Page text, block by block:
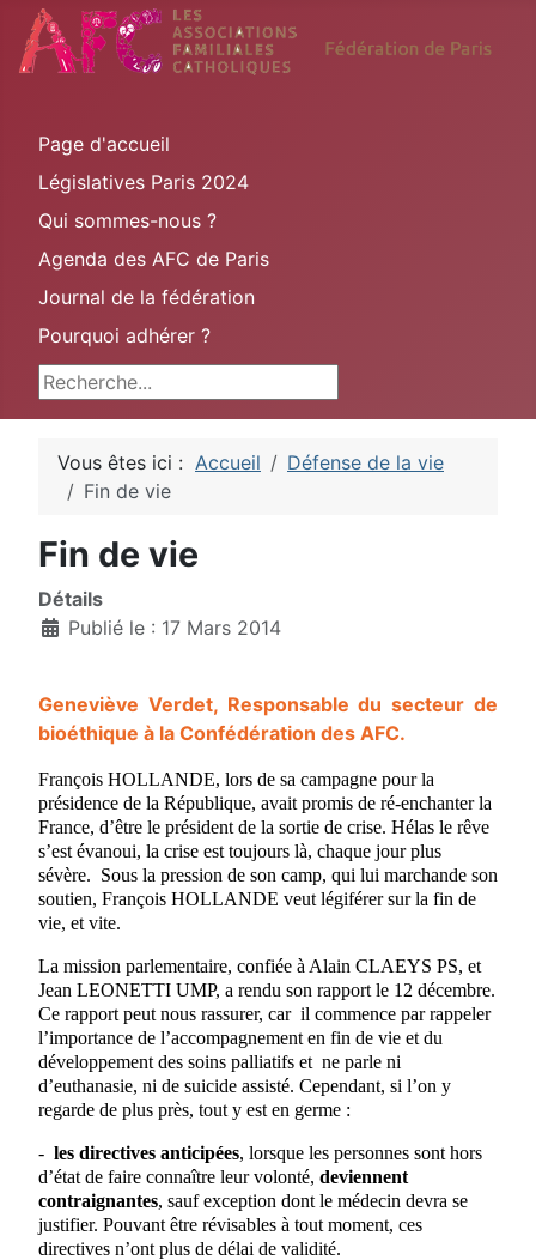
Page d'accueil
Législatives Paris 2024
Qui sommes-nous ?
Agenda des AFC de Paris
Journal de la fédération
Pourquoi adhérer ?
Rechercher
Vous êtes ici : Accueil
Défense de la vie
Fin de vie
Fin de vie
Détails
Publié le : 17 Mars 2014
Geneviève Verdet, Responsable du secteur de
bioéthique à la Confédération des AFC.
François HOLLANDE, lors de sa campagne pour la
présidence de la République, avait promis de ré-enchanter la
France, d’être le président de la sortie de crise. Hélas le rêve
s’est évanoui, la crise est toujours là, chaque jour plus
sévère. Sous la pression de son camp, qui lui marchande son
soutien, François HOLLANDE veut légiférer sur la fin de
vie, et vite.
La mission parlementaire, confiée à Alain CLAEYS PS, et
Jean LEONETTI UMP, a rendu son rapport le 12 décembre.
Ce rapport peut nous rassurer, car il commence par rappeler
l’importance de l’accompagnement en fin de vie et du
développement des soins palliatifs et ne parle ni
d’euthanasie, ni de suicide assisté. Cependant, si l’on y
regarde de plus près, tout y est en germe :
- les directives anticipées, lorsque les personnes sont hors
d’état de faire connaître leur volonté, deviennent
contraignantes, sauf exception dont le médecin devra se
justifier. Pouvant être révisables à tout moment, ces
directives n’ont plus de délai de validité.